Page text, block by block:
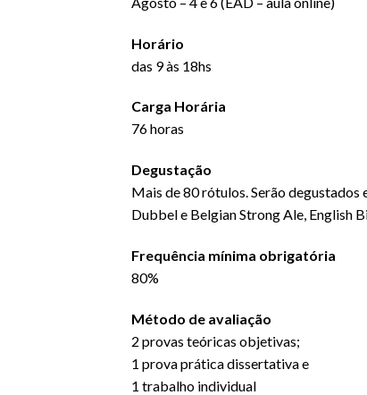
Horário
das 9 às 18hs
Carga Horária
76 horas
Degustação
Mais de 80 rótulos. Serão degustados
Dubbel e Belgian Strong Ale, English
Frequência mínima obrigatória
80%
Método de avaliação
2 provas teóricas objetivas;
1 prova prática dissertativa e
1 trabalho individual